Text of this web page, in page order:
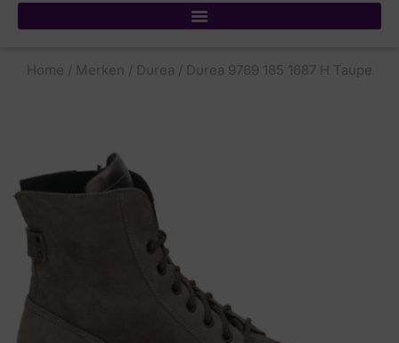
Home / Merken / Durea / Durea 9769 185 1687 H Taupe